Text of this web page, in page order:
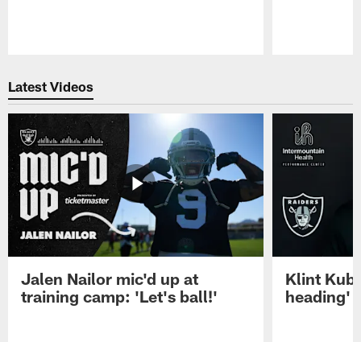
Latest Videos
Jalen Nailor mic'd up at
training camp: 'Let's ball!'
Klint
heading'